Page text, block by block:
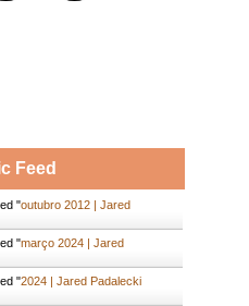
Feed
"outubro 2012 | Jared
"março 2024 | Jared
"2024 | Jared Padalecki